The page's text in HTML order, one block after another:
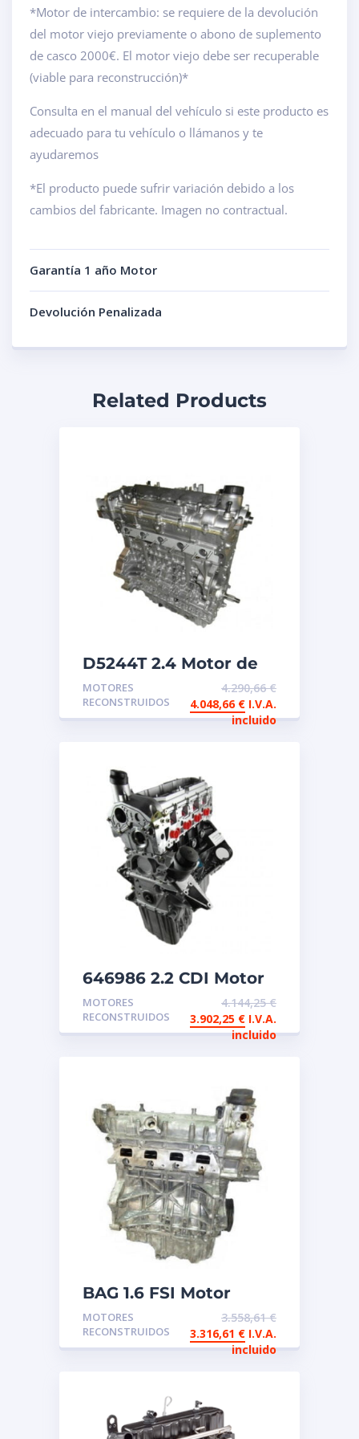
*Motor de intercambio: se requiere de la devolución
del motor viejo previamente o abono de suplemento
de casco 2000€. El motor viejo debe ser recuperable
(viable para reconstrucción)*
Consulta en el manual del vehículo si este producto es
adecuado para tu vehículo o llámanos y te
ayudaremos
*El producto puede sufrir variación debido a los
cambios del fabricante. Imagen no contractual.
Garantía 1 año Motor
Devolución Penalizada
Related Products
D5244T 2.4 Motor de
intercambio
reconstruido Volvo
MOTORES
RECONSTRUIDOS
4.290,66€
4.048,66 € I.V.A.
incluido
646986 2.2 CDI Motor
de intercambio
reconstruido
Mercedes Sprinter
MOTORES
RECONSTRUIDOS
4.144,25€
3.902,25 € I.V.A.
incluido
BAG 1.6 FSI Motor
reconstruido de
intercambio
MOTORES
RECONSTRUIDOS
3.558,61€
3.316,61 € I.V.A.
incluido